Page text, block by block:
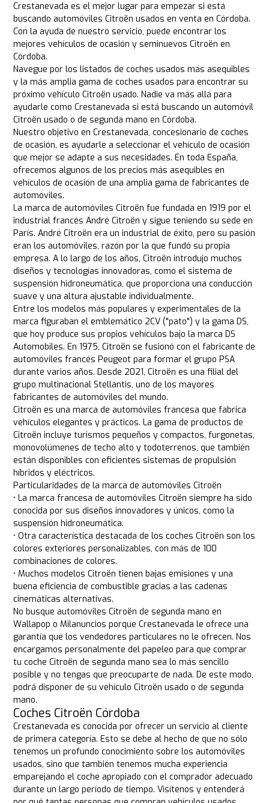
Crestanevada es el mejor lugar para empezar si está
buscando automóviles Citroën usados en venta en Córdoba.
Con la ayuda de nuestro servicio, puede encontrar los
mejores vehículos de ocasión y seminuevos Citroën en
Córdoba.
Navegue por los listados de coches usados más asequibles
y la más amplia gama de coches usados para encontrar su
próximo vehículo Citroën usado. Nadie va más allá para
ayudarle como Crestanevada si está buscando un automóvil
Citroën usado o de segunda mano en Córdoba.
Nuestro objetivo en Crestanevada, concesionario de coches
de ocasión, es ayudarle a seleccionar el vehículo de ocasión
que mejor se adapte a sus necesidades. En toda España,
ofrecemos algunos de los precios más asequibles en
vehículos de ocasión de una amplia gama de fabricantes de
automóviles.
La marca de automóviles Citroën fue fundada en 1919 por el
industrial francés André Citroën y sigue teniendo su sede en
París. André Citroën era un industrial de éxito, pero su pasión
eran los automóviles, razón por la que fundó su propia
empresa. A lo largo de los años, Citroën introdujo muchos
diseños y tecnologías innovadoras, como el sistema de
suspensión hidroneumática, que proporciona una conducción
suave y una altura ajustable individualmente.
Entre los modelos más populares y experimentales de la
marca figuraban el emblemático 2CV ("pato") y la gama DS,
que hoy produce sus propios vehículos bajo la marca DS
Automobiles. En 1975, Citroën se fusionó con el fabricante de
automóviles francés Peugeot para formar el grupo PSA
durante varios años. Desde 2021, Citroën es una filial del
grupo multinacional Stellantis, uno de los mayores
fabricantes de automóviles del mundo.
Citroën es una marca de automóviles francesa que fabrica
vehículos elegantes y prácticos. La gama de productos de
Citroën incluye turismos pequeños y compactos, furgonetas,
monovolúmenes de techo alto y todoterrenos, que también
están disponibles con eficientes sistemas de propulsión
híbridos y eléctricos.
Particularidades de la marca de automóviles Citroën
• La marca francesa de automóviles Citroën siempre ha sido
conocida por sus diseños innovadores y únicos, como la
suspensión hidroneumática.
• Otra característica destacada de los coches Citroën son los
colores exteriores personalizables, con más de 100
combinaciones de colores.
• Muchos modelos Citroën tienen bajas emisiones y una
buena eficiencia de combustible gracias a las cadenas
cinemáticas alternativas.
No busque automóviles Citroën de segunda mano en
Wallapop o Milanuncios porque Crestanevada le ofrece una
garantía que los vendedores particulares no le ofrecen. Nos
encargamos personalmente del papeleo para que comprar
tu coche Citroën de segunda mano sea lo más sencillo
posible y no tengas que preocuparte de nada. De este modo,
podrá disponer de su vehículo Citroën usado o de segunda
mano.
Coches Citroën Córdoba
Crestanevada es conocida por ofrecer un servicio al cliente
de primera categoría. Esto se debe al hecho de que no sólo
tenemos un profundo conocimiento sobre los automóviles
usados, sino que también tenemos mucha experiencia
emparejando el coche apropiado con el comprador adecuado
durante un largo período de tiempo. Visítenos y entenderá